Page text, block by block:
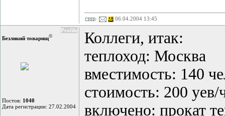
06.04.2004 13:45
Profile
Безликий товарищ©
Постов: 1040
Дата регистрации: 27.02.2004
Коллеги, итак:
теплоход: Москва
вместимость: 140
стоимость: 200 уев/
включено: прокат